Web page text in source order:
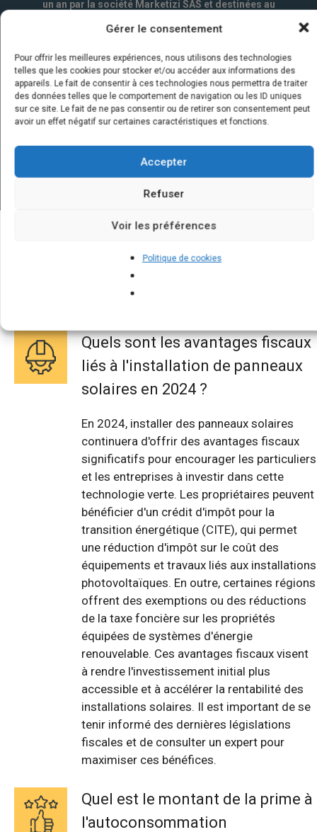
Gérer le consentement
Pour offrir les meilleures expériences, nous utilisons des technologies
telles que les cookies pour stocker et/ou accéder aux informations des
appareils. Le fait de consentir à ces technologies nous permettra de traiter
des données telles que le comportement de navigation ou les ID uniques
sur ce site. Le fait de ne pas consentir ou de retirer son consentement peut
avoir un effet négatif sur certaines caractéristiques et fonctions.
Accepter
Refuser
Voir les préférences
Politique de cookies
un an par la société Marketizi SAS et destinées au
Quelques infos sur nos centrales
solaires : questions et réponses
Quels sont les avantages fiscaux
liés à l'installation de panneaux
solaires en 2024 ?
En 2024, installer des panneaux solaires
continuera d'offrir des avantages fiscaux
significatifs pour encourager les particuliers
et les entreprises à investir dans cette
technologie verte. Les propriétaires peuvent
bénéficier d'un crédit d'impôt pour la
transition énergétique (CITE), qui permet
une réduction d'impôt sur le coût des
équipements et travaux liés aux installations
photovoltaïques. En outre, certaines régions
offrent des exemptions ou des réductions
de la taxe foncière sur les propriétés
équipées de systèmes d'énergie
renouvelable. Ces avantages fiscaux visent
à rendre l'investissement initial plus
accessible et à accélérer la rentabilité des
installations solaires. Il est important de se
tenir informé des dernières législations
fiscales et de consulter un expert pour
maximiser ces bénéfices.
Quel est le montant de la prime à
l'autoconsommation